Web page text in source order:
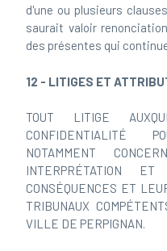
d'une ou plusieurs
saurait valoir
des présentes qui
12 - LITIGES ET
TOUT LITIGE
CONFIDENTIALITÉ
NOTAMMENT
INTERPRÉTATION
CONSÉQUENCES ET
TRIBUNAUX
VILLE DE PERPIGNAN.